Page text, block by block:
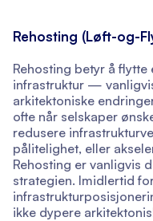
Rehosting (Løft-og-
Rehosting betyr å
infrastruktur —
arkitektoniske
ofte når selskaper
redusere
pålitelighet, eller
Rehosting er vanligvis
strategien. Imidlertid
ikke dypere